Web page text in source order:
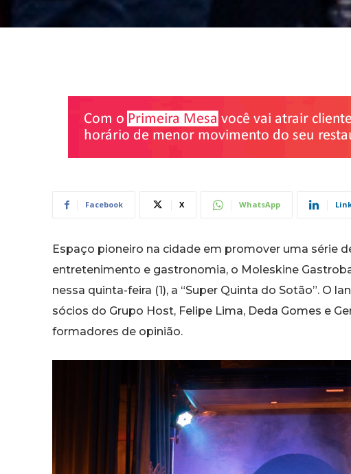
Facebook X WhatsApp
Espaço pioneiro na cidade em promover uma série
entretenimento e gastronomia, o Moleskine
nessa quinta-feira (1), a “Super Quinta do Sotão”. O
sócios do Grupo Host, Felipe Lima, Deda Gomes e
formadores de opinião.